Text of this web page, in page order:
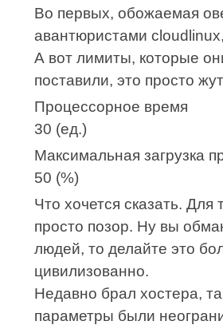
Во первых, обожаемая
авантюристами
А вот лимиты, которые
поставили, это просто
Процессорное время
30 (ед.)
Максимальная загрузка
50 (%)
Что хочется сказать.
просто позор. Ну вы
людей, то делайте это
цивилизованно.
Недавно брал хостера,
параметры были